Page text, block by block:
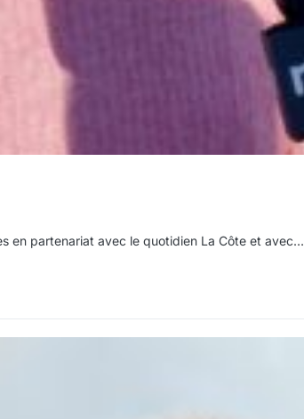
en partenariat avec le quotidien La Côte et avec…